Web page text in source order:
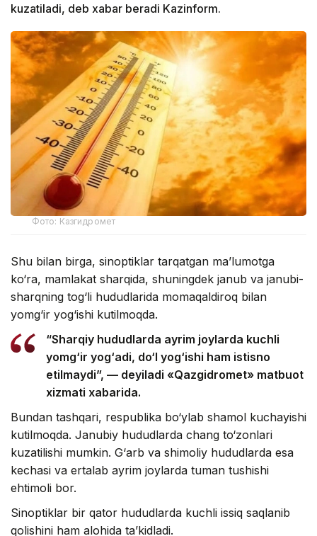
kuzatiladi, deb xabar beradi Kazinform.
Фото: Казгидромет
Shu bilan birga, sinoptiklar tarqatgan ma’lumotga
ko‘ra, mamlakat sharqida, shuningdek janub va janubi-
sharqning tog‘li hududlarida momaqaldiroq bilan
yomg‘ir yog‘ishi kutilmoqda.
“Sharqiy hududlarda ayrim joylarda kuchli
yomg‘ir yog‘adi, do‘l yog‘ishi ham istisno
etilmaydi”, — deyiladi «Qazgidromet» matbuot
xizmati xabarida.
Bundan tashqari, respublika bo‘ylab shamol kuchayishi
kutilmoqda. Janubiy hududlarda chang to‘zonlari
kuzatilishi mumkin. G‘arb va shimoliy hududlarda esa
kechasi va ertalab ayrim joylarda tuman tushishi
ehtimoli bor.
Sinoptiklar bir qator hududlarda kuchli issiq saqlanib
qolishini ham alohida ta’kidladi.